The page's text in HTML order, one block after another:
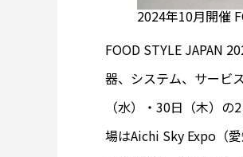
2024年10月開催
FOOD STYLE JAPAN
器、システム、サービ
（水）・30日（木）
場はAichi Sky Expo（